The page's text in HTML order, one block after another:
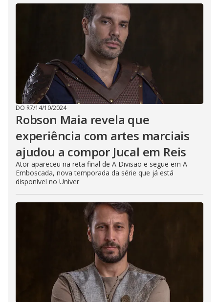
DO R7/14/10/2024
Robson Maia revela que
experiência com artes marciais
ajudou a compor Jucal em Reis
Ator apareceu na reta final de A Divisão e segue em A
Emboscada, nova temporada da série que já está
disponível no Univer